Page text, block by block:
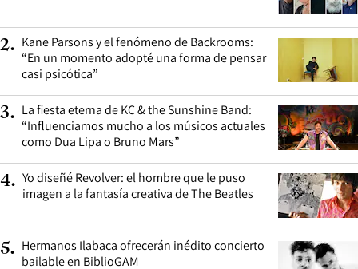
2. Kane Parsons y el fenómeno de Backrooms:
“En un momento adopté una forma de pensar
casi psicótica”
3. La fiesta eterna de KC & the Sunshine Band:
“Influenciamos mucho a los músicos actuales
como Dua Lipa o Bruno Mars”
4. Yo diseñé Revolver: el hombre que le puso
imagen a la fantasía creativa de The Beatles
5. Hermanos Ilabaca ofrecerán inédito concierto
bailable en BiblioGAM